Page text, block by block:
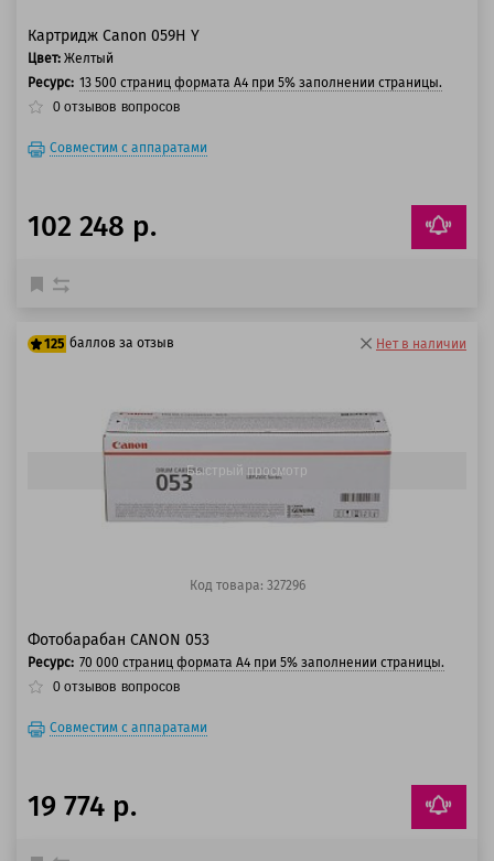
Картридж Canon 059H Y
Цвет: Желтый
Ресурс: 13 500 страниц формата А4 при 5% заполнении страницы.
0 отзывов вопросов
Совместим с аппаратами
102 248 р.
125 баллов за отзыв
125 баллов
Нет в наличии
Быстрый просмотр
Код товара: 327296
Фотобарабан CANON 053
Ресурс: 70 000 страниц формата А4 при 5% заполнении страницы.
0 отзывов вопросов
Совместим с аппаратами
19 774 р.